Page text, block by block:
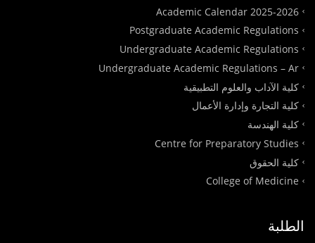
Academic Calendar 2025-2026
Postgraduate Academic Regulations
Undergraduate Academic Regulations
Undergraduate Academic Regulations – Ar
كلية الآداب والعلوم التطبيقية
كلية التجارة وإدارة الأعمال
كلية الهندسة
Centre for Preparatory Studies
كلية الحقوق
College of Medicine
الطلبة